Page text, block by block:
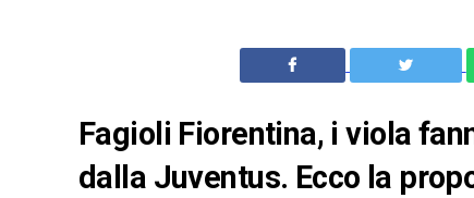
Fagioli Fiorentina, i viola
dalla Juventus. Ecco la